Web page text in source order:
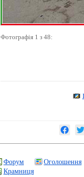
Фотографія 1 з 48:
Форум
Оголошення
Крамниця